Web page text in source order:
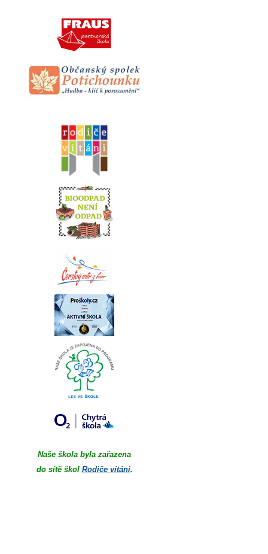
Naše škola byla zařazena
do sítě škol Rodiče vítáni.